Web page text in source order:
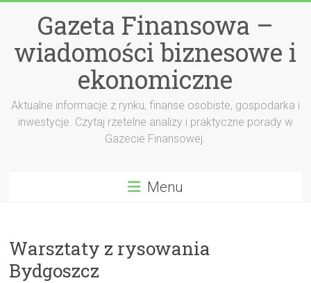
Gazeta Finansowa –
wiadomości biznesowe i
ekonomiczne
Aktualne informacje z rynku, finanse osobiste, gospodarka i
inwestycje. Czytaj rzetelne analizy i praktyczne porady w
Gazecie Finansowej.
Menu
Warsztaty z rysowania
Bydgoszcz